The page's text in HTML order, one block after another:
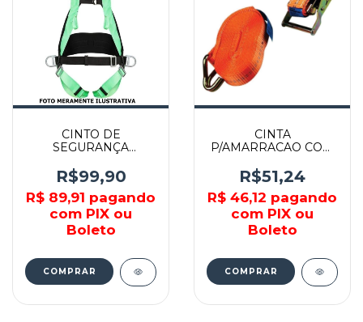
CINTO DE
SEGURANÇA
ACOCHOADO
C/REGULAGEM
TORAX - 001293 -
VITÓRIA MARTINS
R$99,90
R$ 89,91 pagando
com PIX ou
Boleto
CINTA
P/AMARRACAO COM
AMATOOLS
R$51,24
R$ 46,12 pagando
com PIX ou
Boleto